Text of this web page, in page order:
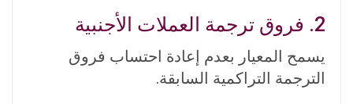
2. فروق ترجمة العملات الأجنبية
يسمح المعيار بعدم إعادة احتساب فروق
الترجمة التراكمية السابقة.